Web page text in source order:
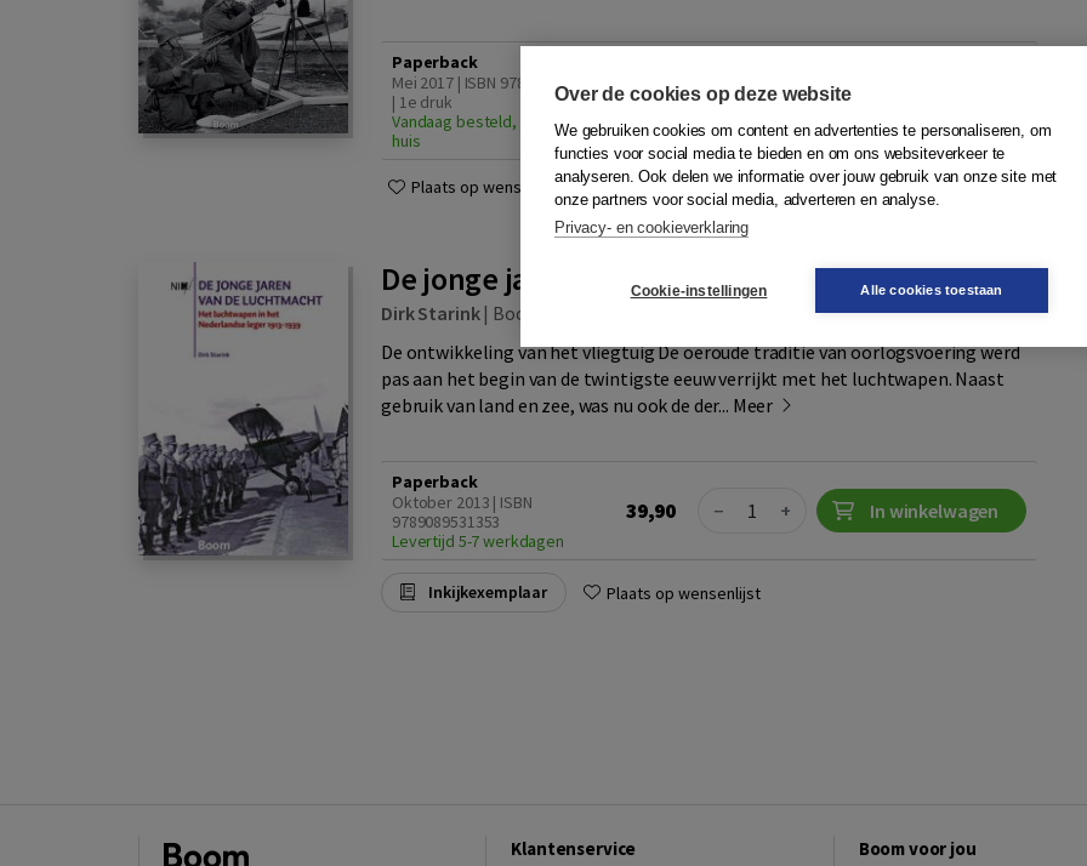
Paperback
Mei 2017 | ISBN 9789089537027
| 1e druk
Vandaag besteld, dinsdag in
huis
64,50 Quantity
− +
Plaats op wensenlijst
De jonge jaren van de Luchtmacht
Dirk Starink| Boom
De ontwikkeling van het vliegtuig De oeroude traditie van oorlogsvoering werd
pas aan het begin van de twintigste eeuw verrijkt met het luchtwapen. Naast
gebruik van land en zee, was nu ook de der... Meer
Paperback
Oktober 2013 | ISBN
9789089531353
Levertijd 5-7 werkdagen
39,90 Quantity
− + In winkelwagen
Inkijkexemplaar Plaats op wensenlijst
Klantenservice Boom voor jou
Over de cookies op deze website
We gebruiken cookies om content en advertenties te personaliseren, om
functies voor social media te bieden en om ons websiteverkeer te
analyseren. Ook delen we informatie over jouw gebruik van onze site met
onze partners voor social media, adverteren en analyse.
Privacy- en cookieverklaring
Cookie-instellingen Alle cookies toestaan